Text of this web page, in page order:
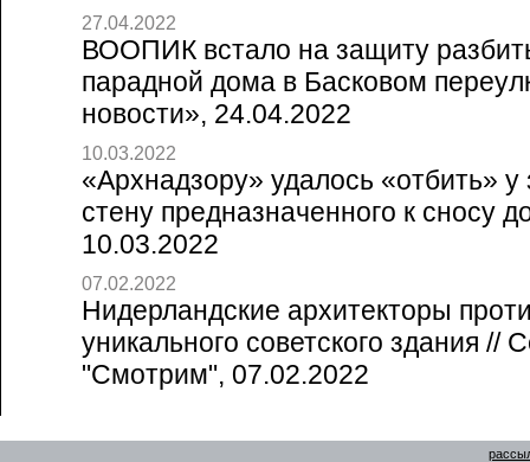
27.04.2022
ВООПИК встало на защиту
парадной дома в Басковом
новости», 24.04.2022
10.03.2022
«Архнадзору» удалось «отбить»
стену предназначенного к сносу
10.03.2022
07.02.2022
Нидерландские архитекторы
уникального советского здания //
"Смотрим", 07.02.2022